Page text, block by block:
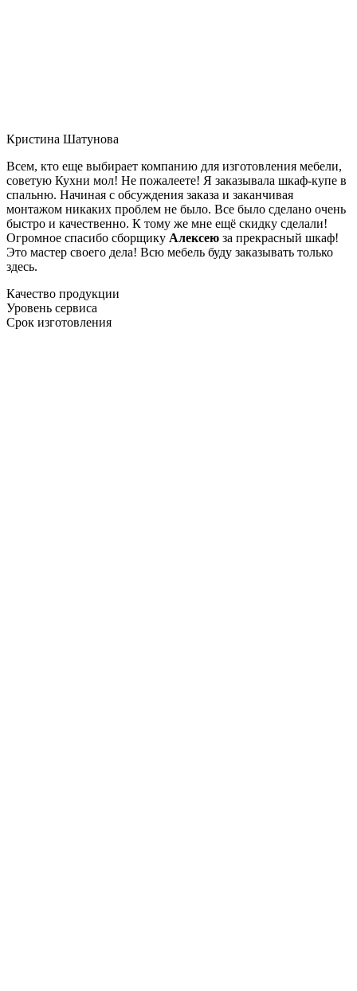
Кристина Шатунова
Всем, кто еще выбирает компанию для изготовления мебели,
советую Кухни мол! Не пожалеете! Я заказывала шкаф-купе в
спальню. Начиная с обсуждения заказа и заканчивая
монтажом никаких проблем не было. Все было сделано очень
быстро и качественно. К тому же мне ещё скидку сделали!
Огромное спасибо сборщику Алексею за прекрасный шкаф!
Это мастер своего дела! Всю мебель буду заказывать только
здесь.
Качество продукции
Уровень сервиса
Срок изготовления